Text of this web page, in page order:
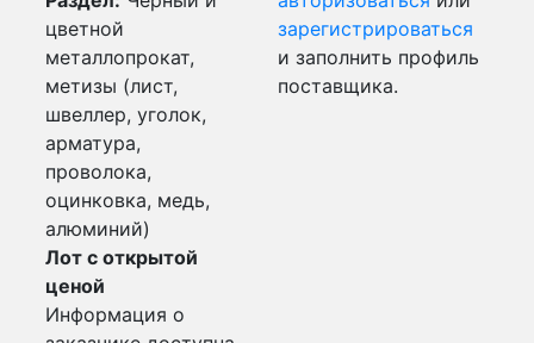
цветной
металлопрокат,
метизы (лист,
швеллер, уголок,
арматура,
проволока,
оцинковка, медь,
алюминий)
Лот с открытой
ценой
Информация о
зарегистрироваться
и заполнить профиль
поставщика.